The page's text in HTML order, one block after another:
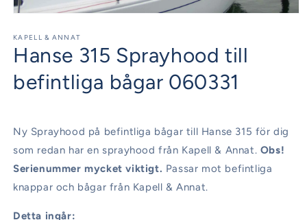
1
i
modalfönster
KAPELL & ANNAT
Hanse 315 Sprayhood till
befintliga bågar 060331
Ny Sprayhood på befintliga bågar till Hanse 315 för dig
som redan har en sprayhood från Kapell & Annat. Obs!
Serienummer mycket viktigt. Passar mot befintliga
knappar och bågar från Kapell & Annat.
Detta ingår: